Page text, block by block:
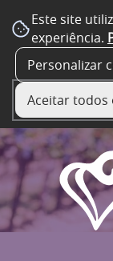
Este site
experiência.
Personalizar
Aceitar todos